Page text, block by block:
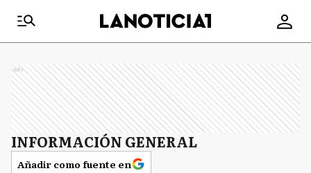
Ads
INFORMACIÓN GENERAL
Añadir como fuente en